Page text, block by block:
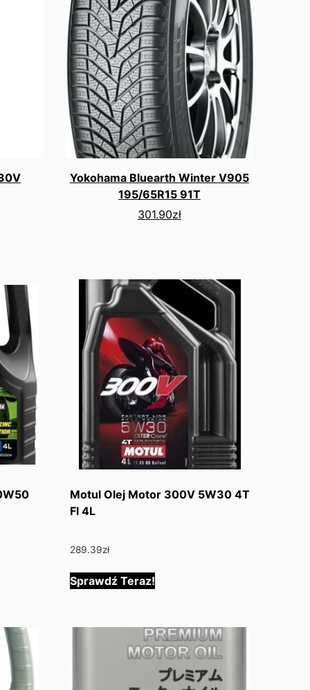
Yokohama Bluearth Winter V905
195/65R15 91T
301.90zł
Motul Olej Motor 300V 5W30 4T
Fl 4L
289.39zł
Sprawdź Teraz!